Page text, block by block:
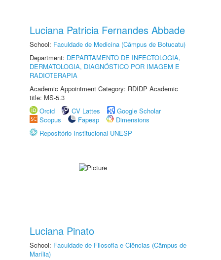
Luciana Patricia Fernandes Abbade
School: Faculdade de Medicina (Câmpus de Botucatu)
Department: DEPARTAMENTO DE INFECTOLOGIA,
DERMATOLOGIA, DIAGNÓSTICO POR IMAGEM E
RADIOTERAPIA
Academic Appointment Category: RDIDP Academic
title: MS-5.3
Orcid
CV Lattes
Google Scholar
Scopus
Fapesp
Dimensions
Repositório Institucional UNESP
Luciana Pinato
School: Faculdade de Filosofia e Ciências (Câmpus de
Marília)